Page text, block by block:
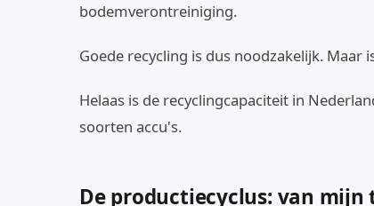
bodemverontreiniging.
Goede recycling is dus noodzakelijk. Maar
Helaas is de recyclingcapaciteit in
soorten accu's.
De productiecyclus: van